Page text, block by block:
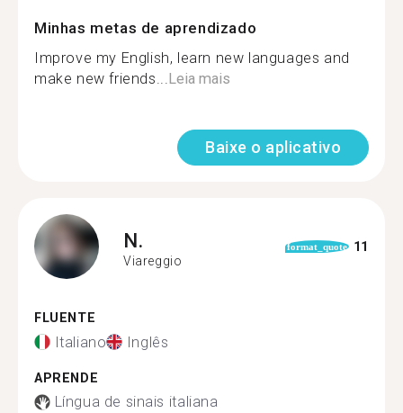
Minhas metas de aprendizado
Improve my English, learn new languages and
make new friends...Leia mais
Baixe o aplicativo
N.
Viareggio
format_quote 11
FLUENTE
Italiano Inglês
APRENDE
Língua de sinais italiana